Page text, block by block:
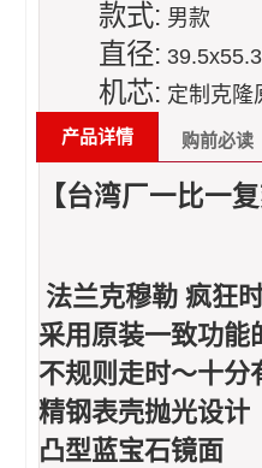
款式: 男款
直径:
机芯: 定制克隆
产品详情 购前必读
【台湾厂一比一
法兰克穆勒 疯狂
采用原装一致功能
不规则走时～十分
精钢表壳抛光设计
凸型蓝宝石镜面